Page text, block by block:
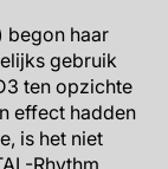
begon haar
gebruik
ten opzichte
effect hadden
is het niet
Rhythm